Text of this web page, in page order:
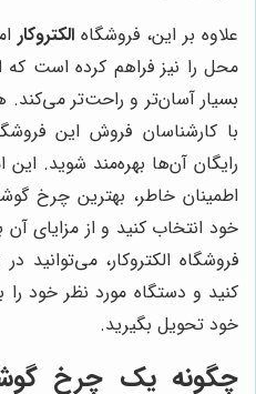
علاوه بر این، فروشگاهالکتروکار
محل را نیز فراهم کرده است که
بسیار آسان‌تر و راحت‌تر می‌کند.
با کارشناسان فروش این
رایگان آن‌ها بهره‌مند شوید.
اطمینان خاطر، بهترین چرخ
خود انتخاب کنید و از مزایای آن
فروشگاه الکتروکار،
کنید و دستگاه مورد نظر خود
خود تحویل بگیرید.
چگونه یک چرخ